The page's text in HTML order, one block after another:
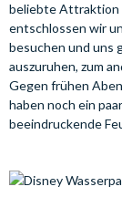
beliebte Attraktion
entschlossen wir
besuchen und uns
auszuruhen, zum
Gegen frühen
haben noch ein
beeindruckende